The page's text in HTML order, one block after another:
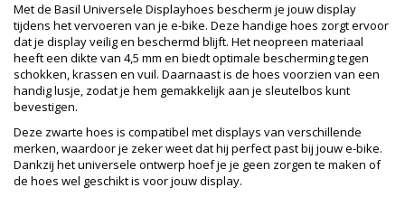
Met de Basil Universele Displayhoes bescherm je jouw display
tijdens het vervoeren van je e-bike. Deze handige hoes zorgt ervoor
dat je display veilig en beschermd blijft. Het neopreen materiaal
heeft een dikte van 4,5 mm en biedt optimale bescherming tegen
schokken, krassen en vuil. Daarnaast is de hoes voorzien van een
handig lusje, zodat je hem gemakkelijk aan je sleutelbos kunt
bevestigen.
Deze zwarte hoes is compatibel met displays van verschillende
merken, waardoor je zeker weet dat hij perfect past bij jouw e-bike.
Dankzij het universele ontwerp hoef je je geen zorgen te maken of
de hoes wel geschikt is voor jouw display.